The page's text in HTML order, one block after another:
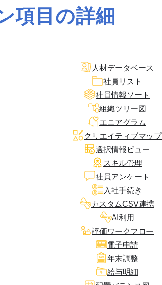
項目の詳細
人材データベース
社員リスト
社員情報ソート
組織ツリー図
エニアグラム
クリエイティブマップ
選択情報ビュー
スキル管理
社員アンケート
入社手続き
カスタムCSV連携
AI利用
評価ワークフロー
電子申請
年末調整
給与明細